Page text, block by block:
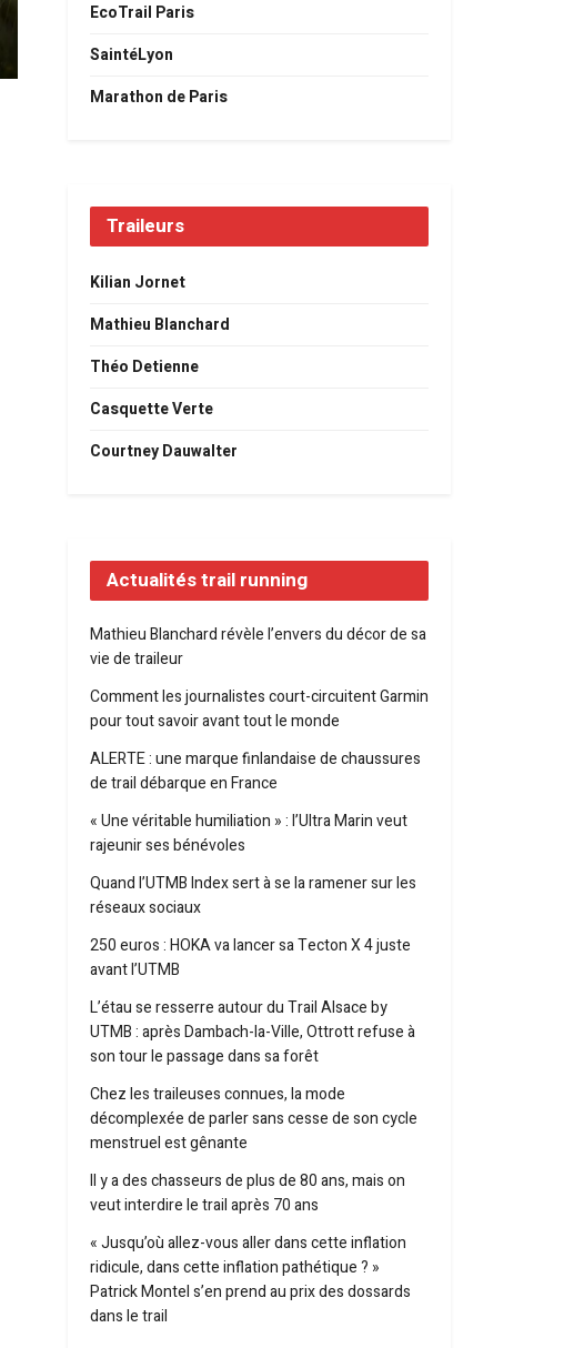
EcoTrail Paris
SaintéLyon
Marathon de Paris
Traileurs
Kilian Jornet
Mathieu Blanchard
Théo Detienne
Casquette Verte
Courtney Dauwalter
Actualités trail running
Mathieu Blanchard révèle l’envers du décor de sa
vie de traileur
Comment les journalistes court-circuitent Garmin
pour tout savoir avant tout le monde
ALERTE : une marque finlandaise de chaussures
de trail débarque en France
« Une véritable humiliation » : l’Ultra Marin veut
rajeunir ses bénévoles
Quand l’UTMB Index sert à se la ramener sur les
réseaux sociaux
250 euros : HOKA va lancer sa Tecton X 4 juste
avant l’UTMB
L’étau se resserre autour du Trail Alsace by
UTMB : après Dambach-la-Ville, Ottrott refuse à
son tour le passage dans sa forêt
Chez les traileuses connues, la mode
décomplexée de parler sans cesse de son cycle
menstruel est gênante
Il y a des chasseurs de plus de 80 ans, mais on
veut interdire le trail après 70 ans
« Jusqu’où allez-vous aller dans cette inflation
ridicule, dans cette inflation pathétique ? »
Patrick Montel s’en prend au prix des dossards
dans le trail